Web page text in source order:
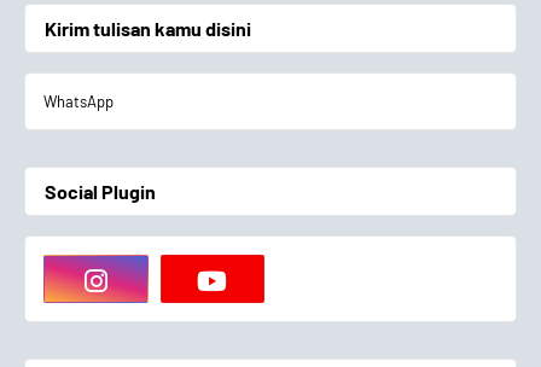
Kirim tulisan kamu disini
WhatsApp
Social Plugin